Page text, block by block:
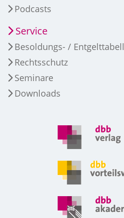
Podcasts
Service
Besoldungs- /
Rechtsschutz
Seminare
Downloads